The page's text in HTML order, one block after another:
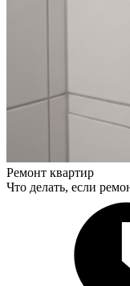
Ремонт квартир
Что делать, если